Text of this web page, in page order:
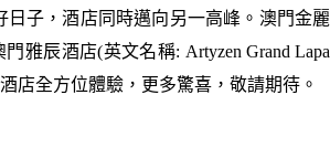
子，酒店同時邁向另一高峰。澳門金麗
雅辰酒店(英文名稱: Artyzen Grand Lapa
店全方位體驗，更多驚喜，敬請期待。